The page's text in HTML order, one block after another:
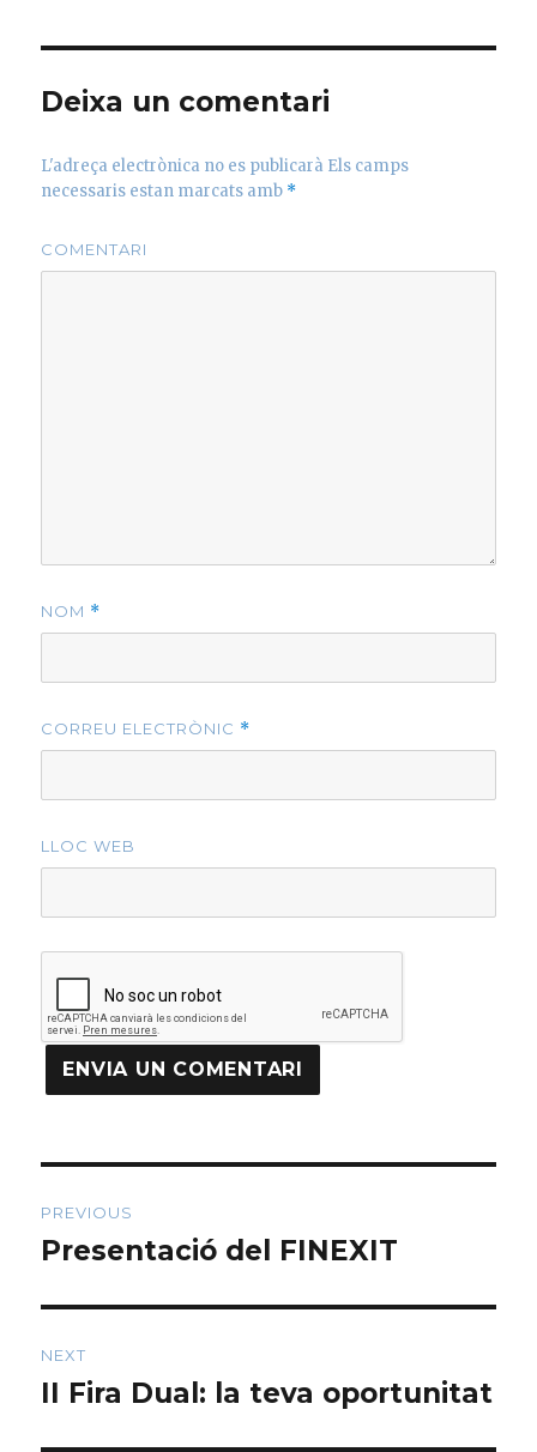
b
o
o
k
r
ar
te
ix
Deixa un comentari
L'adreça electrònica no es publicarà Els camps
necessaris estan marcats amb *
COMENTARI
NOM *
CORREU ELECTRÒNIC *
LLOC WEB
d'articles
PREVIOUS
Previous
Presentació del FINEXIT
NEXT
Next
II Fira Dual: la teva oportunitat